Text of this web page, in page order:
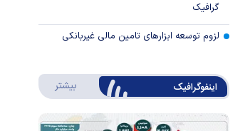
گرافیک
لزوم توسعه ابزارهای تامین مالی غیربانکی
اینفوگرافیک بیشتر درباره